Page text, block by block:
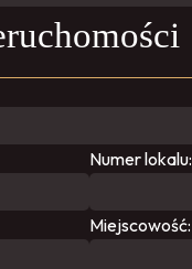
Numer lokalu:
Miejscowość: